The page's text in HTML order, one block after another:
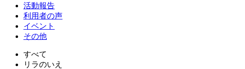
活動報告
利用者の声
イベント
その他
すべて
リラのいえ